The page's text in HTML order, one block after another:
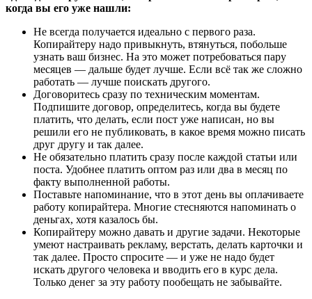
когда вы его уже нашли:
Не всегда получается идеально с первого раза.
Копирайтеру надо привыкнуть, втянуться, побольше
узнать ваш бизнес. На это может потребоваться пару
месяцев — дальше будет лучше. Если всё так же сложно
работать — лучше поискать другого.
Договоритесь сразу по техническим моментам.
Подпишите договор, определитесь, когда вы будете
платить, что делать, если пост уже написан, но вы
решили его не публиковать, в какое время можно писать
друг другу и так далее.
Не обязательно платить сразу после каждой статьи или
поста. Удобнее платить оптом раз или два в месяц по
факту выполненной работы.
Поставьте напоминание, что в этот день вы оплачиваете
работу копирайтера. Многие стесняются напоминать о
деньгах, хотя казалось бы.
Копирайтеру можно давать и другие задачи. Некоторые
умеют настраивать рекламу, верстать, делать карточки и
так далее. Просто спросите — и уже не надо будет
искать другого человека и вводить его в курс дела.
Только денег за эту работу пообещать не забывайте.